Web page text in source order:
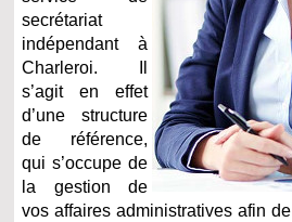
secrétariat
indépendant à
Charleroi. Il
s’agit en effet
d’une structure
de référence,
qui s’occupe de
la gestion de
vos affaires administratives afin